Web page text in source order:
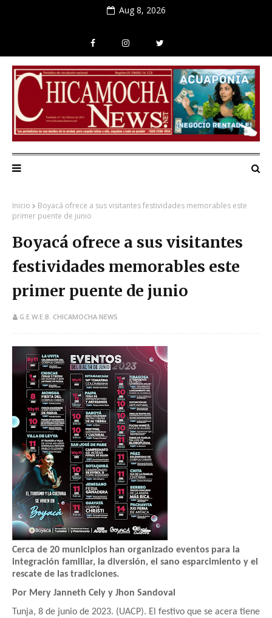
Aug 8, 2026
Inicio
Boyacá ofrece a sus visitantes festividades memorables este
primer puente de junio
Boyacá ofrece a sus visitantes
festividades memorables este
primer puente de junio
G.E.W.E.B. CHICAMOCHA NEWS
Cerca de 20 municipios han organizado eventos para la
integración familiar, la diversión, el sano esparcimiento y el
rescate de las tradiciones.
Por Mery Janneth Cely y Jhon Sandoval
Tunja, 8 de junio de 2023. (UACP). El festivo que se acera tiene